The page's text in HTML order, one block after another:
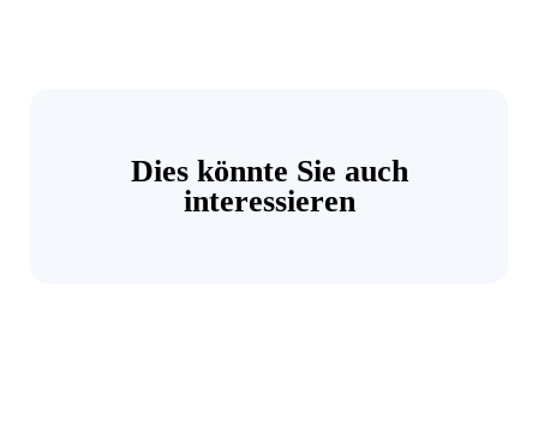
Dies könnte Sie auch
interessieren